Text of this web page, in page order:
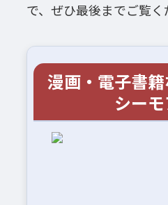
で、ぜひ最後までご覧く
漫画・電子書
シーモ